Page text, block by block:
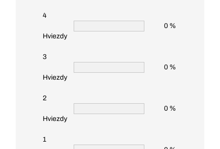
4
Hviezdy
0 %
3
Hviezdy
0 %
2
Hviezdy
0 %
1